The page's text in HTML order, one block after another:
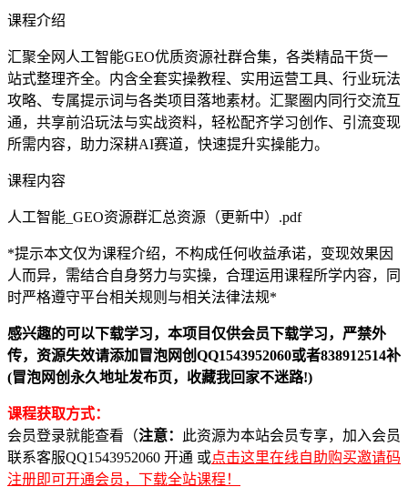
课程介绍
汇聚全网人工智能GEO优质资源社群合集，各类精品干货一
站式整理齐全。内含全套实操教程、实用运营工具、行业玩法
攻略、专属提示词与各类项目落地素材。汇聚圈内同行交流互
通，共享前沿玩法与实战资料，轻松配齐学习创作、引流变现
所需内容，助力深耕AI赛道，快速提升实操能力。
课程内容
人工智能_GEO资源群汇总资源（更新中）.pdf
*提示本文仅为课程介绍，不构成任何收益承诺，变现效果因
人而异，需结合自身努力与实操，合理运用课程所学内容，同
时严格遵守平台相关规则与相关法律法规*
感兴趣的可以下载学习，本项目仅供会员下载学习，严禁外
传，资源失效请添加冒泡网创QQ1543952060或者838912514补
(冒泡网创永久地址发布页，收藏我回家不迷路!)
课程获取方式：
会员登录就能查看（注意：
此资源为本站会员专享，加入会员
联系客服QQ1543952060 开通 或点击这里在线自助购买邀请码
注册即可开通会员，下载全站课程！